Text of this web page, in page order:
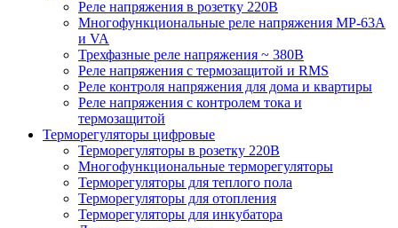
Реле напряжения в розетку 220В
Многофункциональные реле напряжения МР-63А
и VA
Трехфазные реле напряжения ~ 380В
Реле напряжения с термозащитой и RMS
Реле контроля напряжения для дома и квартиры
Реле напряжения с контролем тока и
термозащитой
Терморегуляторы цифровые
Терморегуляторы в розетку 220В
Многофункциональные терморегуляторы
Терморегуляторы для теплого пола
Терморегуляторы для отопления
Терморегуляторы для инкубатора